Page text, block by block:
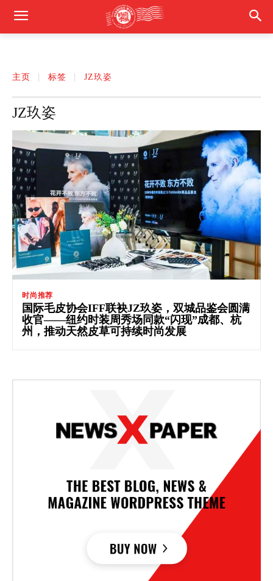
主页 标签 JZ玖姿
JZ玖姿
时尚推荐
国际毛皮协会IFF联袂JZ玖姿，双城品鉴会圆满
收官——纽约时装周秀场同款“闪现”成都、杭
州，推动天然皮草可持续时尚发展